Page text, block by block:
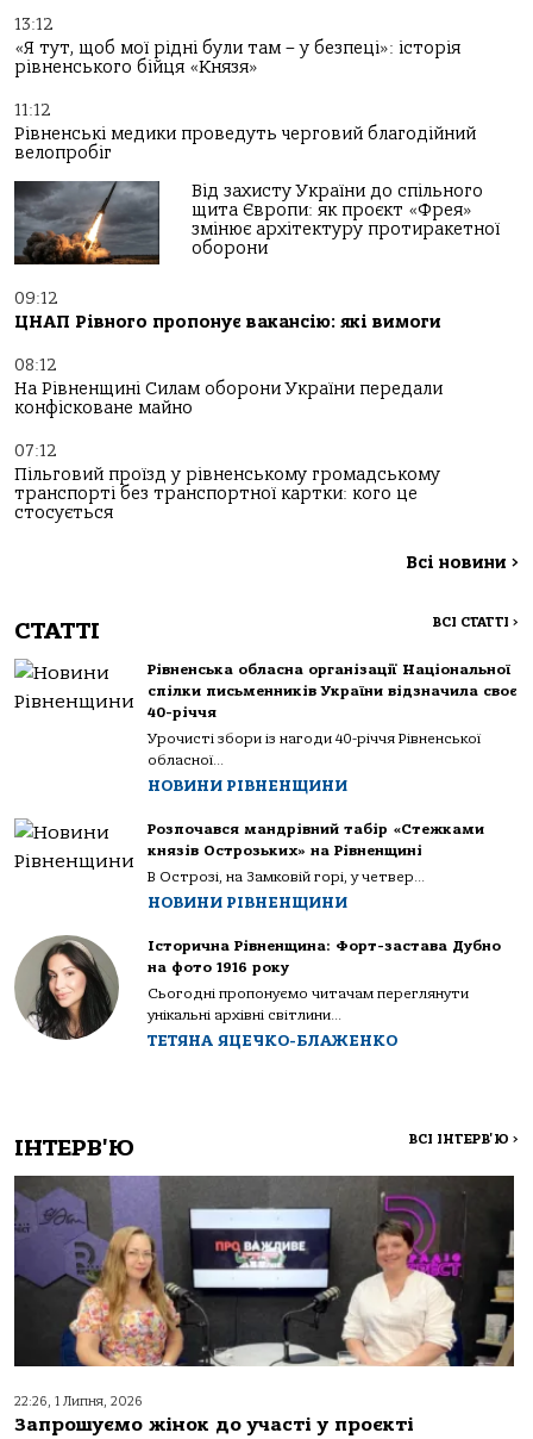
13:12
«Я тут, щоб мої рідні були там – у безпеці»: історія
рівненського бійця «Князя»
11:12
Рівненські медики проведуть черговий благодійний
велопробіг
Від захисту України до спільного
щита Європи: як проєкт «Фрея»
змінює архітектуру протиракетної
оборони
09:12
ЦНАП Рівного пропонує вакансію: які вимоги
08:12
На Рівненщині Силам оборони України передали
конфісковане майно
07:12
Пільговий проїзд у рівненському громадському
транспорті без транспортної картки: кого це
стосується
Всі новини >
СТАТТІ ВСІ СТАТТІ >
Рівненська обласна організації Національної
спілки письменників України відзначила своє
40-річчя
Урочисті збори із нагоди 40-річчя Рівненської
обласної...
НОВИНИ РІВНЕНЩИНИ
Розпочався мандрівний табір «Стежками
князів Острозьких» на Рівненщині
В Острозі, на Замковій горі, у четвер...
НОВИНИ РІВНЕНЩИНИ
Історична Рівненщина: Форт-застава Дубно
на фото 1916 року
Сьогодні пропонуємо читачам переглянути
унікальні архівні світлини...
ТЕТЯНА ЯЦЕЧКО-БЛАЖЕНКО
ІНТЕРВ'Ю ВСІ ІНТЕРВ'Ю >
22:26, 1 Липня, 2026
Запрошуємо жінок до участі у проєкті